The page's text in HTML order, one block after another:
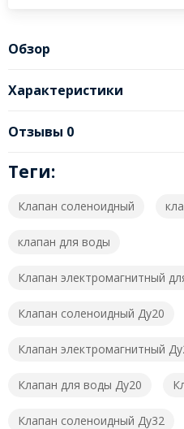
Обзор
Характеристики
Отзывы 0
Теги:
Клапан соленоидный
клапан для воды
Клапан электромагнитный
Клапан соленоидный Ду20
Клапан электромагнитный
Клапан для воды Ду20
Клапан соленоидный Ду32